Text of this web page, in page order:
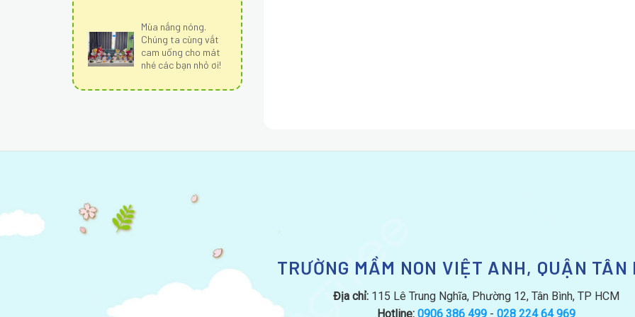
Mùa nắng nóng.
Chúng ta cùng vắt
cam uống cho mát
nhé các bạn nhỏ ơi!
TRƯỜNG MẦM NON VIỆT ANH, QUẬN TÂN
Địa chỉ: 115 Lê Trung Nghĩa, Phường 12, Tân Bình, TP HCM
Hotline: 0906 386 499 - 028 224 64 969